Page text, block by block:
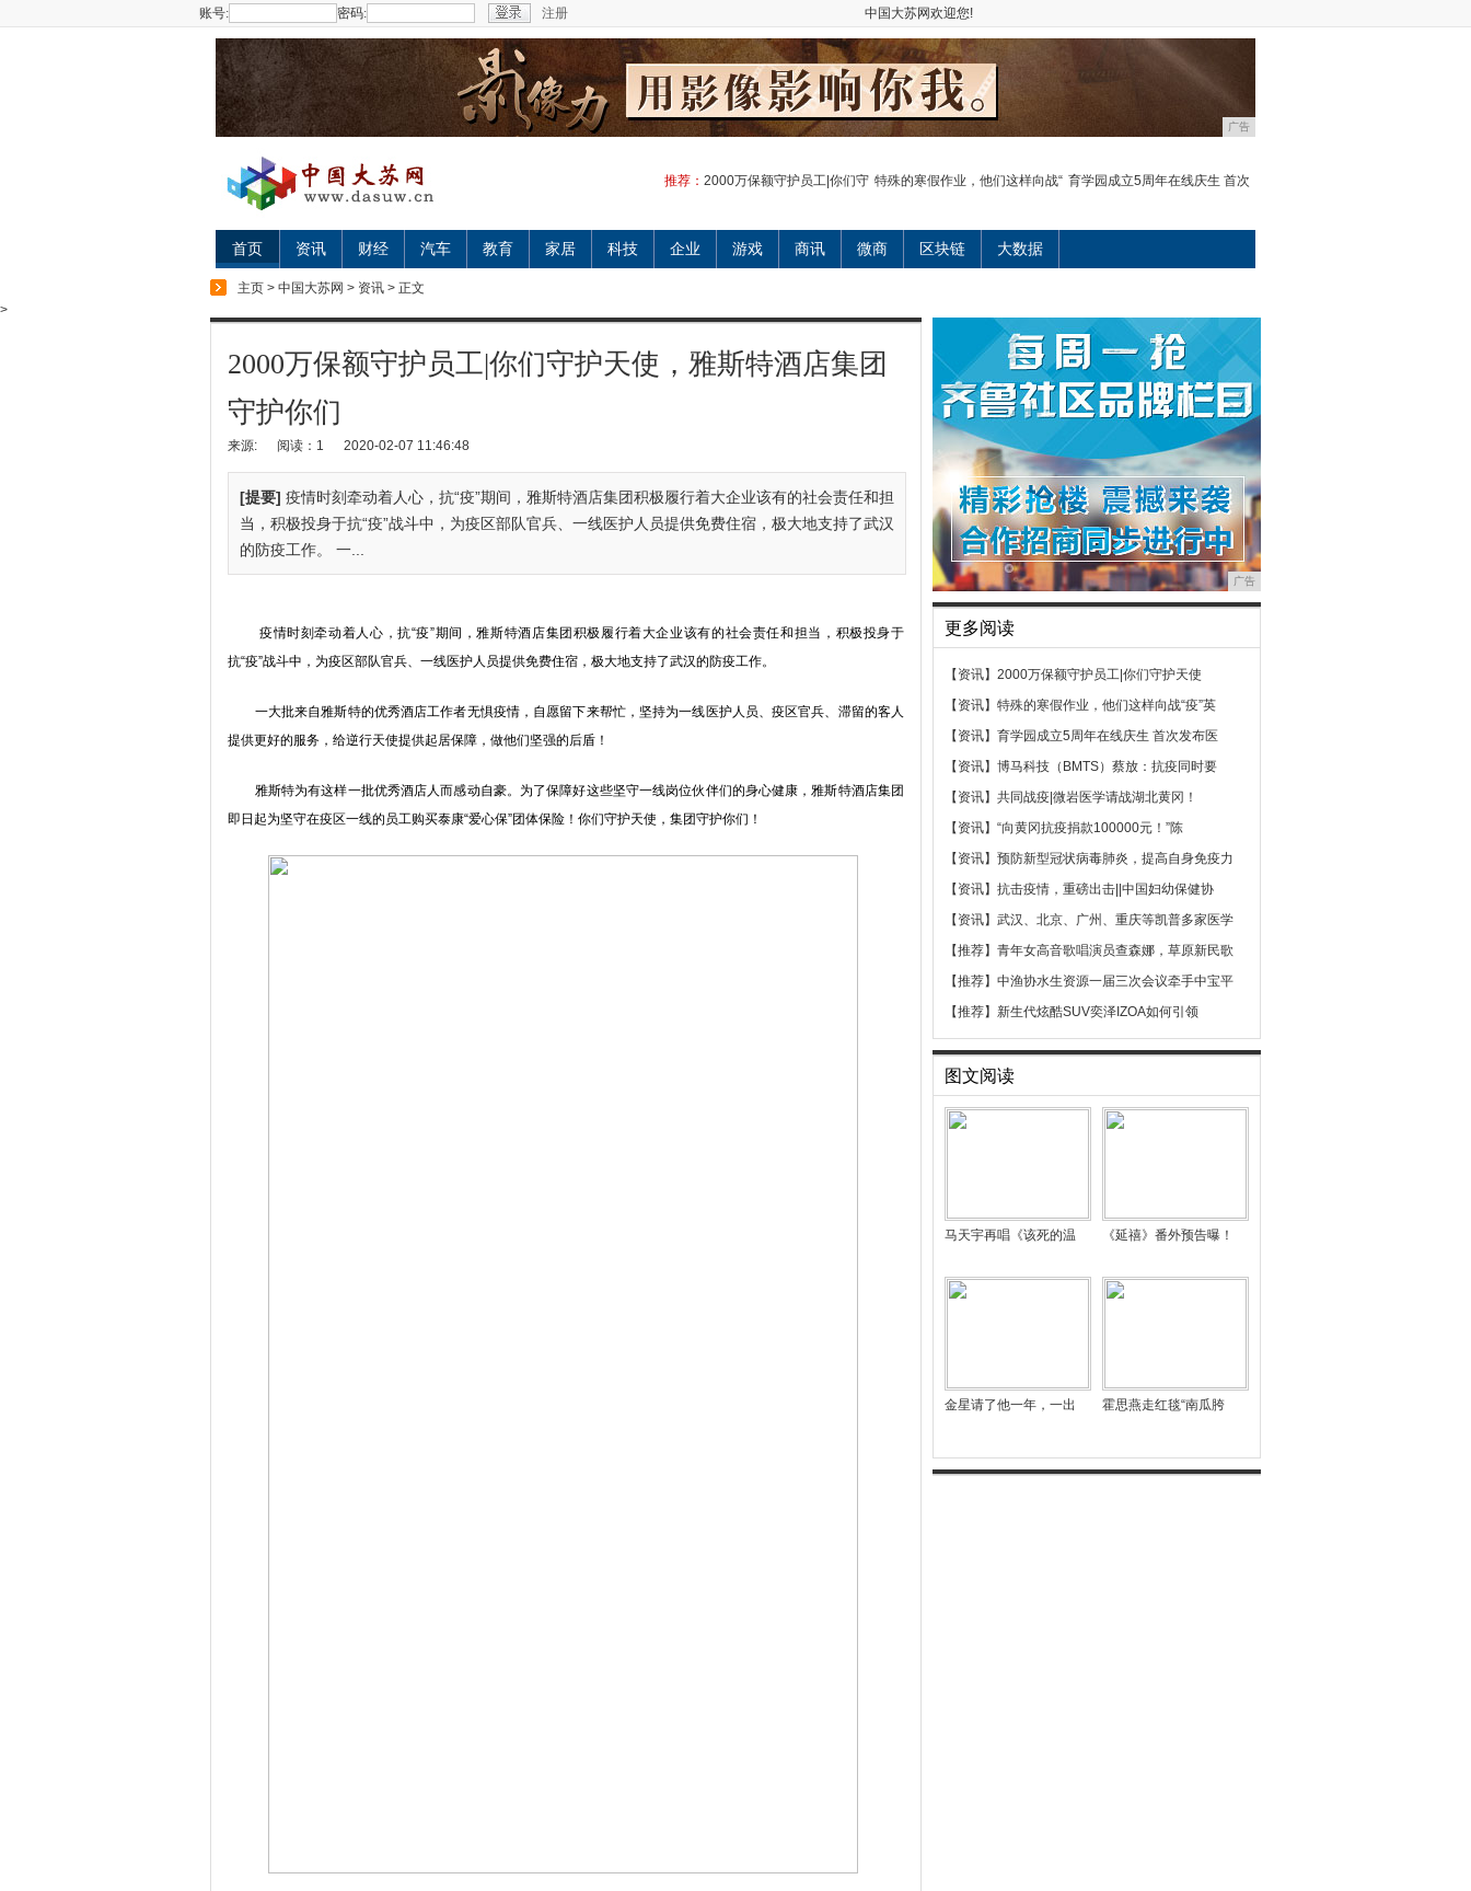
账号: 密码: 注册 中国大苏网欢迎您!
广告
推荐： 2000万保额守护员工|你们守 特殊的寒假作业，他们这样向战“ 育学园成立5周年在线庆生 首次
首页 资讯 财经 汽车 教育 家居 科技 企业 游戏 商讯 微商 区块链 大数据
主页 > 中国大苏网 > 资讯 > 正文
>
2000万保额守护员工|你们守护天使，雅斯特酒店集团
守护你们
来源: 阅读：1 2020-02-07 11:46:48
[提要] 疫情时刻牵动着人心，抗“疫”期间，雅斯特酒店集团积极履行着大企业该有的社会责任和担
当，积极投身于抗“疫”战斗中，为疫区部队官兵、一线医护人员提供免费住宿，极大地支持了武汉
的防疫工作。 一...
疫情时刻牵动着人心，抗“疫”期间，雅斯特酒店集团积极履行着大企业该有的社会责任和担当，积极投身于
抗“疫”战斗中，为疫区部队官兵、一线医护人员提供免费住宿，极大地支持了武汉的防疫工作。
一大批来自雅斯特的优秀酒店工作者无惧疫情，自愿留下来帮忙，坚持为一线医护人员、疫区官兵、滞留的客人
提供更好的服务，给逆行天使提供起居保障，做他们坚强的后盾！
雅斯特为有这样一批优秀酒店人而感动自豪。为了保障好这些坚守一线岗位伙伴们的身心健康，雅斯特酒店集团
即日起为坚守在疫区一线的员工购买泰康“爱心保”团体保险！你们守护天使，集团守护你们！
广告
更多阅读
【资讯】 2000万保额守护员工|你们守护天使
【资讯】 特殊的寒假作业，他们这样向战“疫”英
【资讯】 育学园成立5周年在线庆生 首次发布医
【资讯】 博马科技（BMTS）蔡放：抗疫同时要
【资讯】 共同战疫|微岩医学请战湖北黄冈！
【资讯】 “向黄冈抗疫捐款100000元！”陈
【资讯】 预防新型冠状病毒肺炎，提高自身免疫力
【资讯】 抗击疫情，重磅出击||中国妇幼保健协
【资讯】 武汉、北京、广州、重庆等凯普多家医学
【推荐】 青年女高音歌唱演员查森娜，草原新民歌
【推荐】 中渔协水生资源一届三次会议牵手中宝平
【推荐】 新生代炫酷SUV奕泽IZOA如何引领
图文阅读
马天宇再唱《该死的温 《延禧》番外预告曝！
金星请了他一年，一出 霍思燕走红毯“南瓜胯